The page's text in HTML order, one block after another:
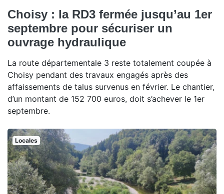
Choisy : la RD3 fermée jusqu’au 1er
septembre pour sécuriser un
ouvrage hydraulique
La route départementale 3 reste totalement coupée à
Choisy pendant des travaux engagés après des
affaissements de talus survenus en février. Le chantier,
d’un montant de 152 700 euros, doit s’achever le 1er
septembre.
Locales